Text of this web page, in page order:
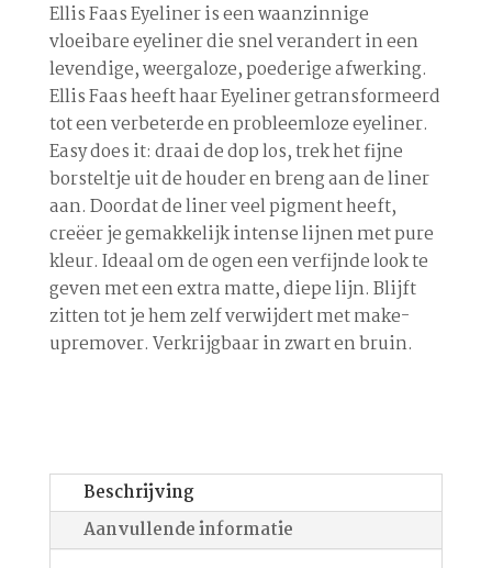
Ellis Faas Eyeliner is een waanzinnige
vloeibare eyeliner die snel verandert in een
levendige, weergaloze, poederige afwerking.
Ellis Faas heeft haar Eyeliner getransformeerd
tot een verbeterde en probleemloze eyeliner.
Easy does it: draai de dop los, trek het fijne
borsteltje uit de houder en breng aan de liner
aan. Doordat de liner veel pigment heeft,
creëer je gemakkelijk intense lijnen met pure
kleur. Ideaal om de ogen een verfijnde look te
geven met een extra matte, diepe lijn. Blijft
zitten tot je hem zelf verwijdert met make-
upremover. Verkrijgbaar in zwart en bruin.
Beschrijving
Aanvullende informatie